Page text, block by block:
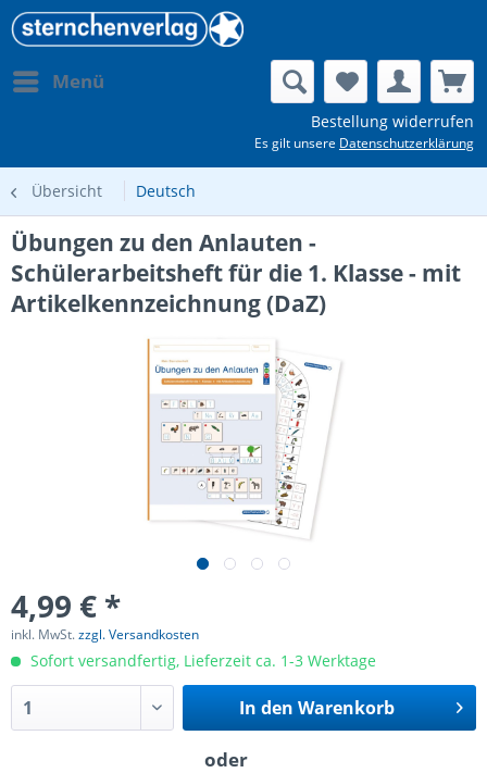
Menü
Bestellung widerrufen
Es gilt unsere Datenschutzerklärung
Übersicht Deutsch
Übungen zu den Anlauten -
Schülerarbeitsheft für die 1. Klasse - mit
Artikelkennzeichnung (DaZ)
4,99 € *
inkl. MwSt.zzgl. Versandkosten
Sofort versandfertig, Lieferzeit ca. 1-3 Werktage
In den Warenkorb